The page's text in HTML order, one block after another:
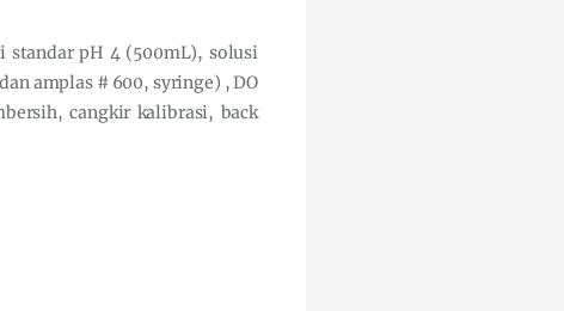
standar pH 4 (500mL), solusi
amplas # 600, syringe) , DO
cangkir kalibrasi, back